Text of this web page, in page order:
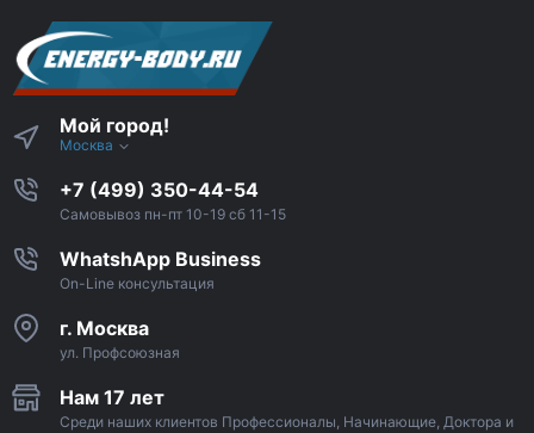
Мой город!
Москва
+7 (499) 350-44-54
Самовывоз пн-пт 10-19 сб 11-15
WhatshApp Business
On-Line консультация
г. Москва
ул. Профсоюзная
Нам 17 лет
Среди наших клиентов Профессионалы, Начинающие, Доктора и